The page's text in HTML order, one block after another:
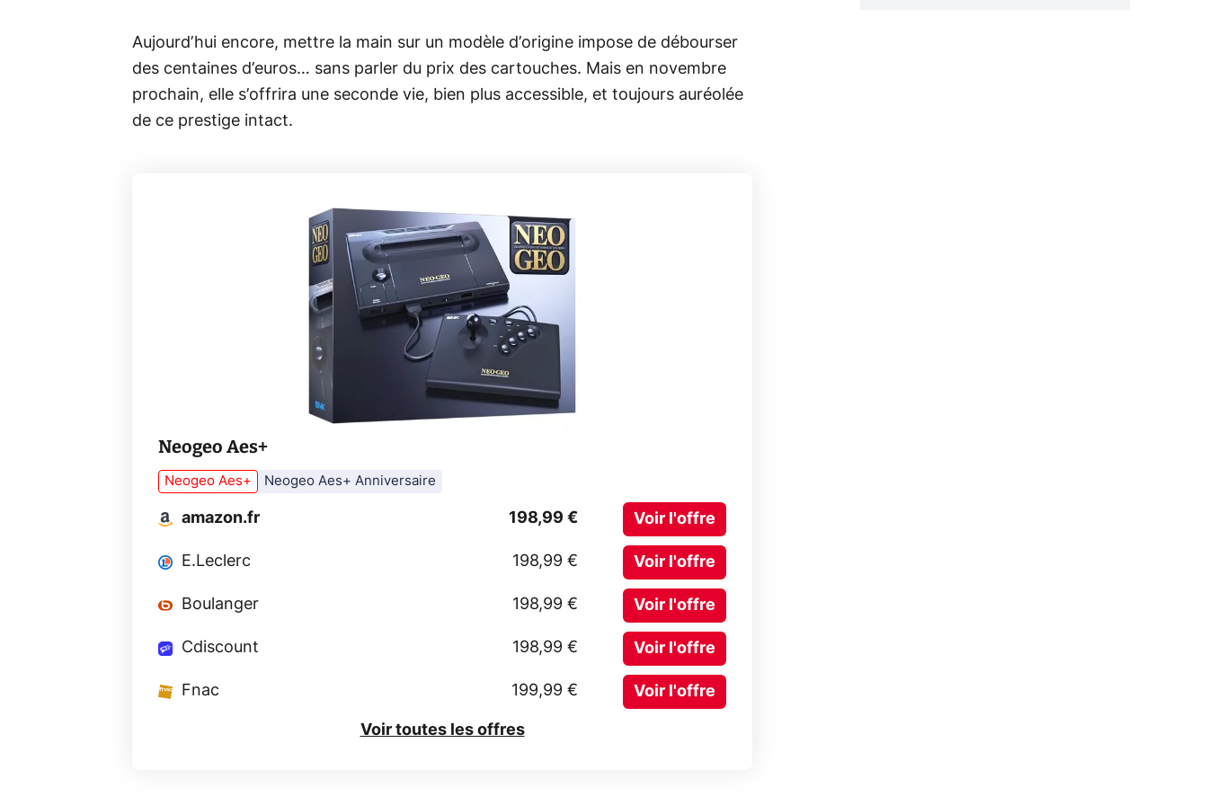
Aujourd’hui encore, mettre la main sur un modèle d’origine impose de débourser
des centaines d’euros… sans parler du prix des cartouches. Mais en novembre
prochain, elle s’offrira une seconde vie, bien plus accessible, et toujours auréolée
de ce prestige intact.
Neogeo Aes+
Neogeo Aes+ Neogeo Aes+ Anniversaire
amazon.fr 198,99 € Voir l'offre
E.Leclerc 198,99 € Voir l'offre
Boulanger 198,99 € Voir l'offre
Cdiscount 198,99 € Voir l'offre
Fnac 199,99 € Voir l'offre
Voir toutes les offres